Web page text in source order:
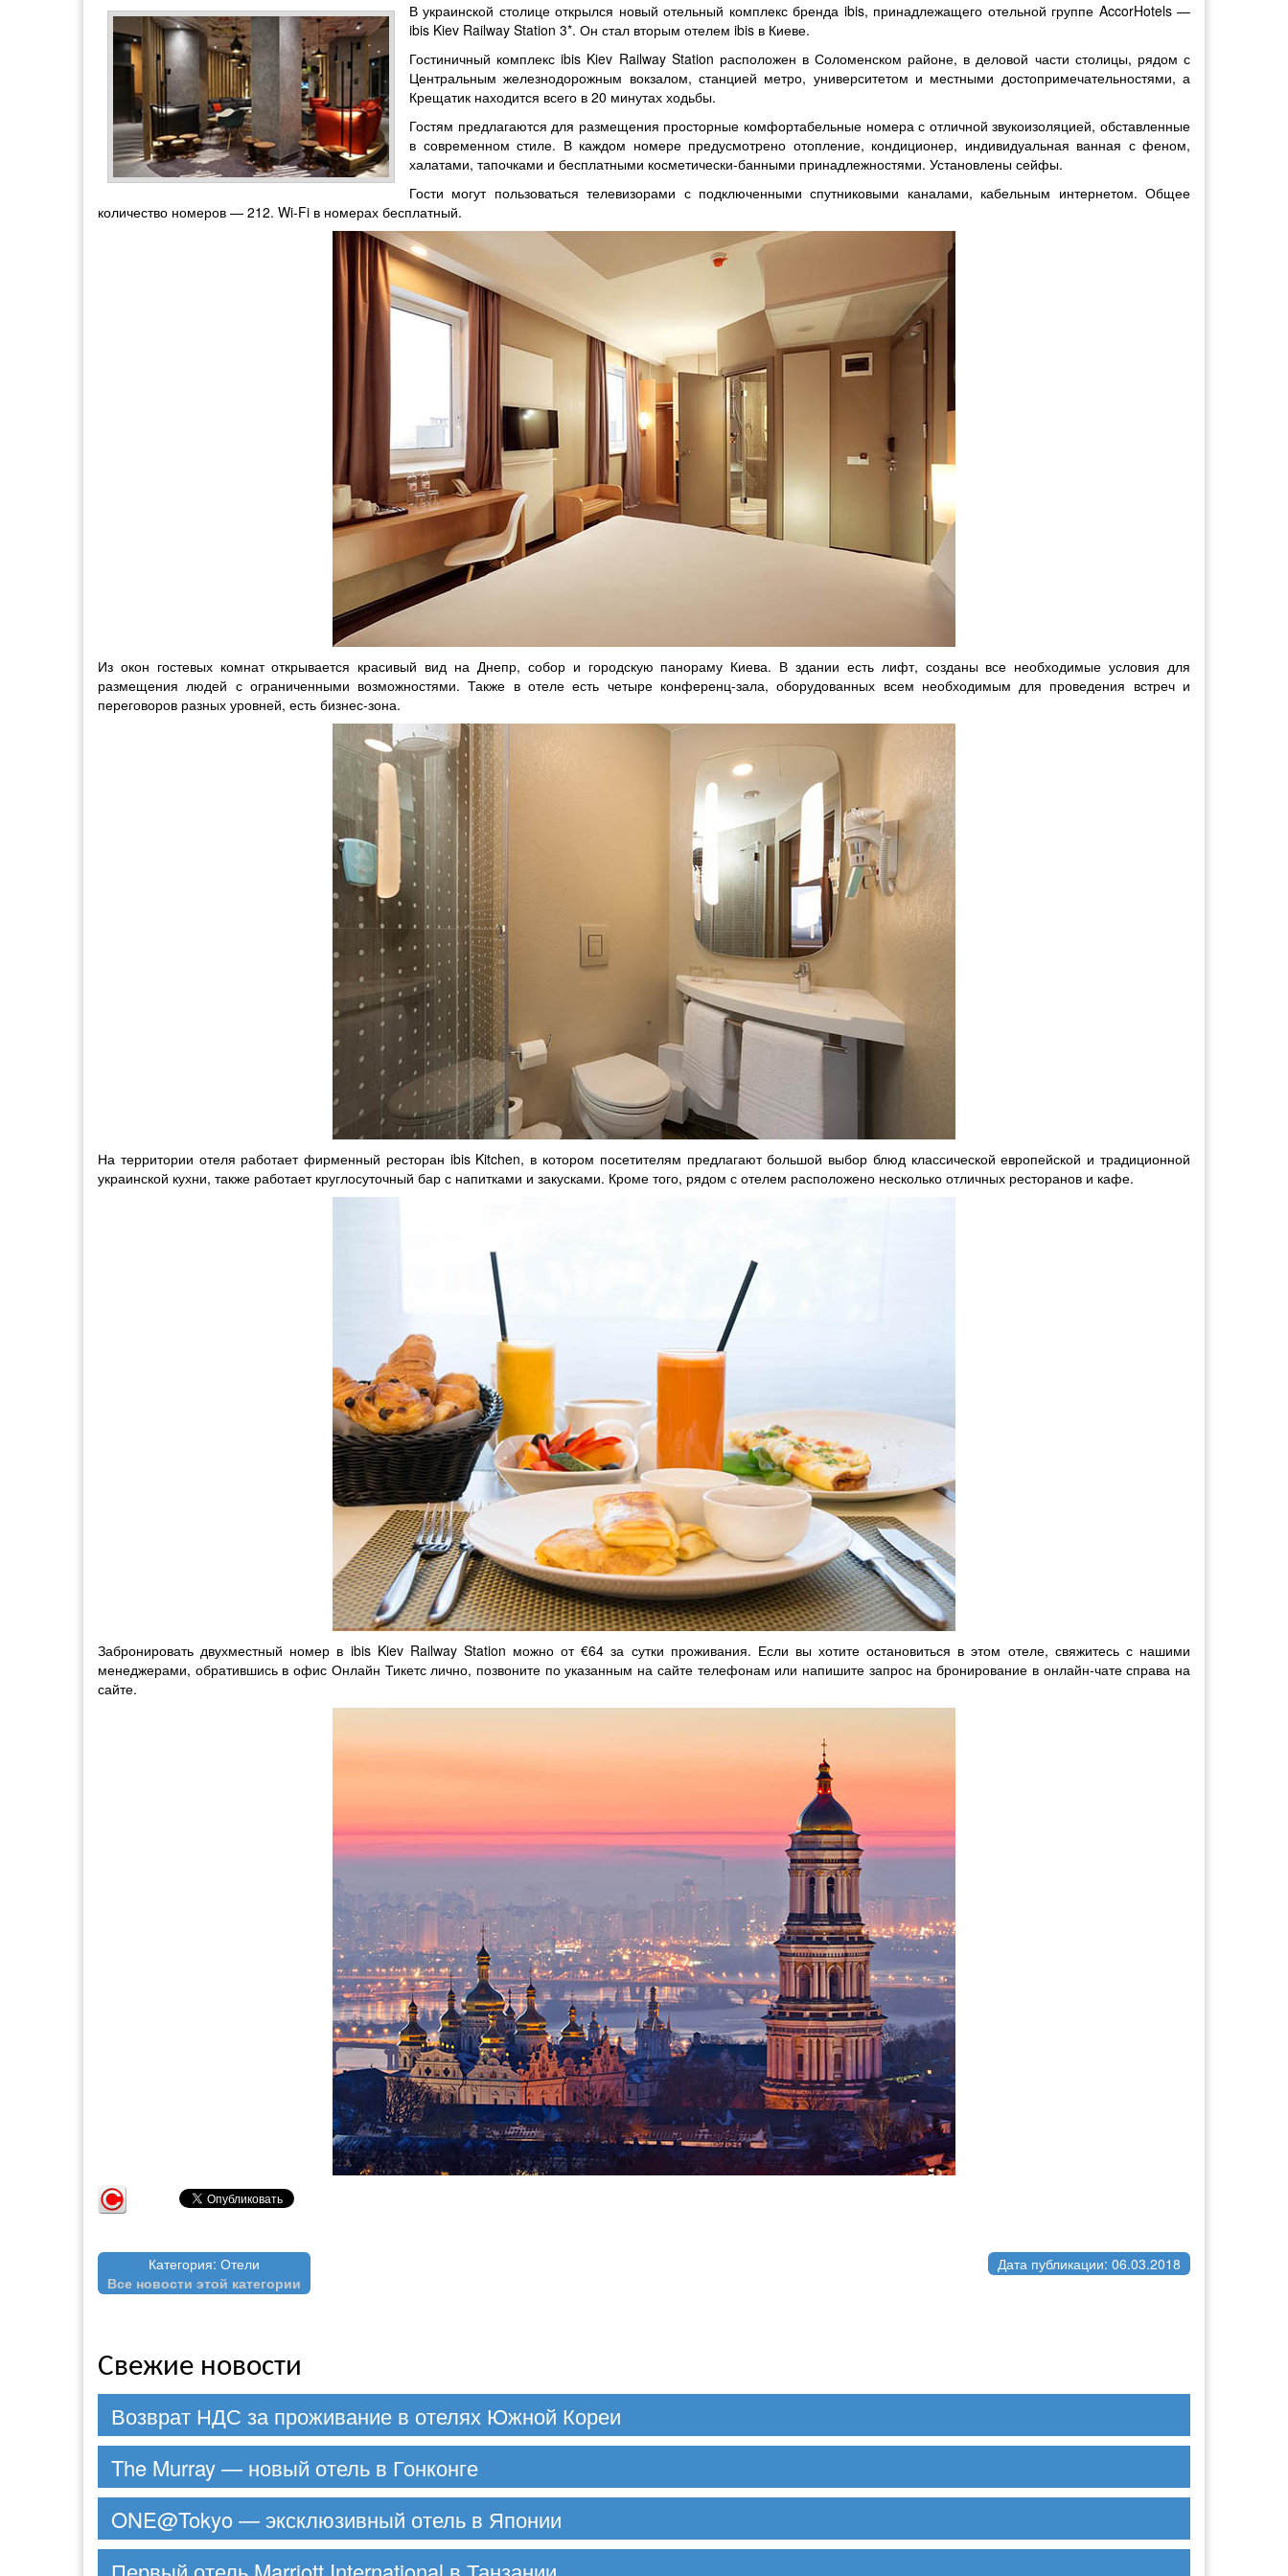
В украинской столице открылся новый отельный комплекс бренда ibis, принадлежащего отельной группе AccorHotels —
ibis Kiev Railway Station 3*. Он стал вторым отелем ibis в Киеве.
Гостиничный комплекс ibis Kiev Railway Station расположен в Соломенском районе, в деловой части столицы, рядом с
Центральным железнодорожным вокзалом, станцией метро, университетом и местными достопримечательностями, а
Крещатик находится всего в 20 минутах ходьбы.
Гостям предлагаются для размещения просторные комфортабельные номера с отличной звукоизоляцией, обставленные
в современном стиле. В каждом номере предусмотрено отопление, кондиционер, индивидуальная ванная с феном,
халатами, тапочками и бесплатными косметически-банными принадлежностями. Установлены сейфы.
Гости могут пользоваться телевизорами с подключенными спутниковыми каналами, кабельным интернетом. Общее
количество номеров — 212. Wi-Fi в номерах бесплатный.
Из окон гостевых комнат открывается красивый вид на Днепр, собор и городскую панораму Киева. В здании есть лифт, созданы все необходимые условия для
размещения людей с ограниченными возможностями. Также в отеле есть четыре конференц-зала, оборудованных всем необходимым для проведения встреч и
переговоров разных уровней, есть бизнес-зона.
На территории отеля работает фирменный ресторан ibis Kitchen, в котором посетителям предлагают большой выбор блюд классической европейской и традиционной
украинской кухни, также работает круглосуточный бар с напитками и закусками. Кроме того, рядом с отелем расположено несколько отличных ресторанов и кафе.
Забронировать двухместный номер в ibis Kiev Railway Station можно от €64 за сутки проживания. Если вы хотите остановиться в этом отеле, свяжитесь с нашими
менеджерами, обратившись в офис Онлайн Тикетс лично, позвоните по указанным на сайте телефонам или напишите запрос на бронирование в онлайн-чате справа на
сайте.
Категория: Отели
Все новости этой категории
Дата публикации: 06.03.2018
Свежие новости
Возврат НДС за проживание в отелях Южной Кореи
The Murray — новый отель в Гонконге
ONE@Tokyo — эксклюзивный отель в Японии